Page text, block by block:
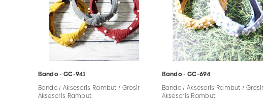
Bando - GC-941
Bando / Aksesoris Rambut / Grosir
Aksesoris Rambut
Bando - GC-694
Bando / Aksesoris Rambut / Grosir
Aksesoris Rambut